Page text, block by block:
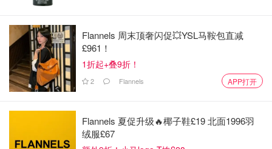
Flannels 周末顶奢闪促💥YSL马鞍包直减
£961！
1折起+叠9折！
2 Flannels APP打开
Flannels 夏促升级🔥椰子鞋£19 北面1996羽
绒服£67